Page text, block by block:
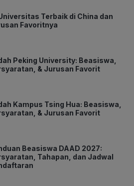
Terbaik di China dan
Favoritnya
Peking University: Beasiswa,
& Jurusan Favorit
Kampus Tsing Hua: Beasiswa,
& Jurusan Favorit
Beasiswa DAAD 2027:
Tahapan, dan Jadwal